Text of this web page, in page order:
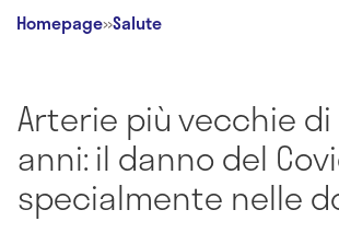
Homepage»Salute
Arterie più vecchie di
anni: il danno del
specialmente nelle